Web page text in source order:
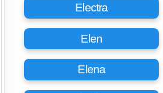
Electra
Elen
Elena